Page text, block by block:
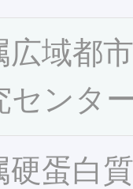
広域都
センタ
硬蛋白